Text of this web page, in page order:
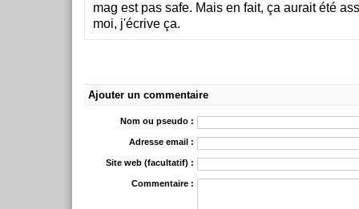
mag est pas safe. Mais en fait, ça aurait été
moi, j'écrive ça.
Ajouter un commentaire
Nom ou pseudo :
Adresse email :
Site web (facultatif) :
Commentaire :